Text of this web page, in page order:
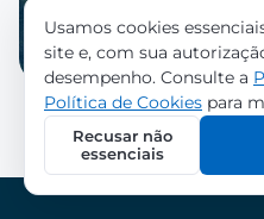
Usamos cookies
site e, com sua
desempenho. Consulte a
Política de Cookies para
Recusar não
essenciais